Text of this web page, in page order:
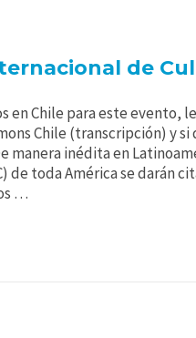
de
en Chile para este evento,
Chile (transcripción) y
manera inédita en
de toda América se darán
…